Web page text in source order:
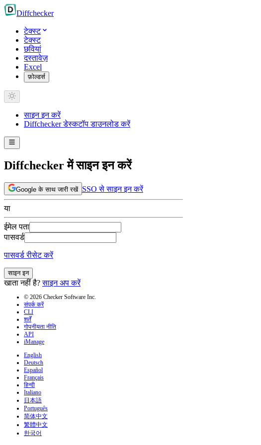
Diffchecker
टेक्स्ट
टेक्स्ट
छवियां
दस्तावेज़
Excel
फ़ोल्डर्स
साइन इन करें
Diffchecker डेस्कटॉप डाउनलोड करें
Diffchecker में साइन इन करें
Google के साथ जारी रखें SSO से साइन इन करें
या
ईमेल पता
पासवर्ड
पासवर्ड रीसेट करें
साइन इन
खाता नहीं है? साइन अप करें
© 2026 Checker Software Inc.
संपर्क करें
CLI
शर्तें
गोपनीयता नीति
API
iManage
English
Deutsch
Español
Français
हिन्दी
Italiano
日本語
Português
简体中文
繁體中文
한국어